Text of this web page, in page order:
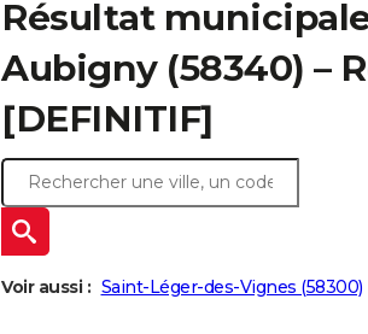
Résultat
Aubigny (58340) –
[DEFINITIF]
Voir aussi : Saint-Léger-des-Vignes (58300)